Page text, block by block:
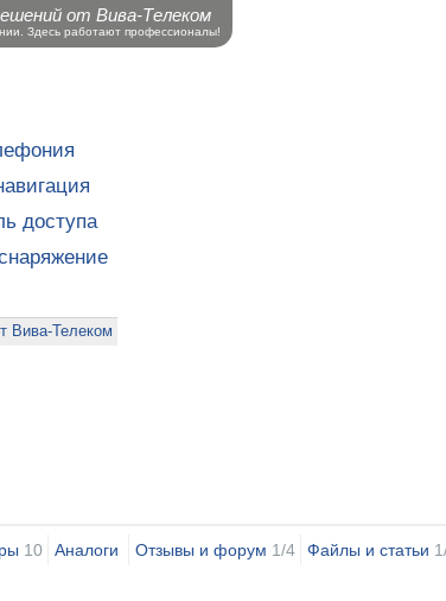
доступа
Вива-Телеком
10 Аналоги Отзывы и форум 1/4 Файлы и статьи
от Вива-Телеком
Здесь работают профессионалы!